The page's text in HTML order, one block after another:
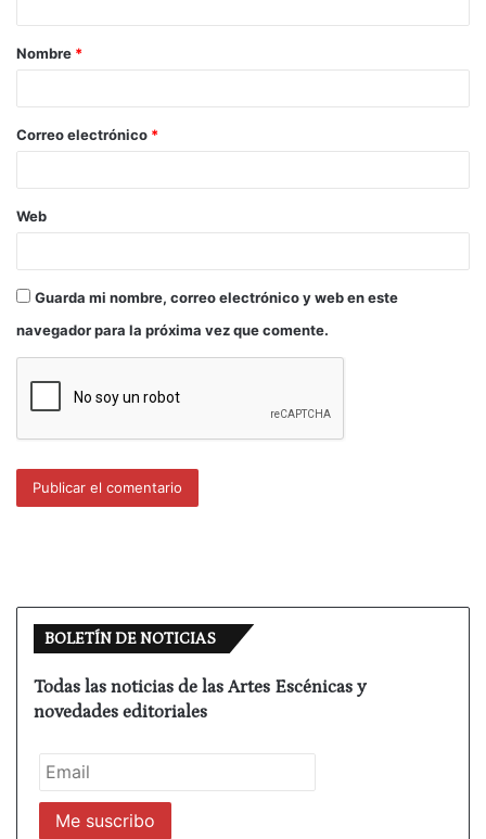
Nombre *
Correo electrónico *
Web
Guarda mi nombre, correo electrónico y web en este
navegador para la próxima vez que comente.
BOLETÍN DE NOTICIAS
Todas las noticias de las Artes Escénicas y
novedades editoriales